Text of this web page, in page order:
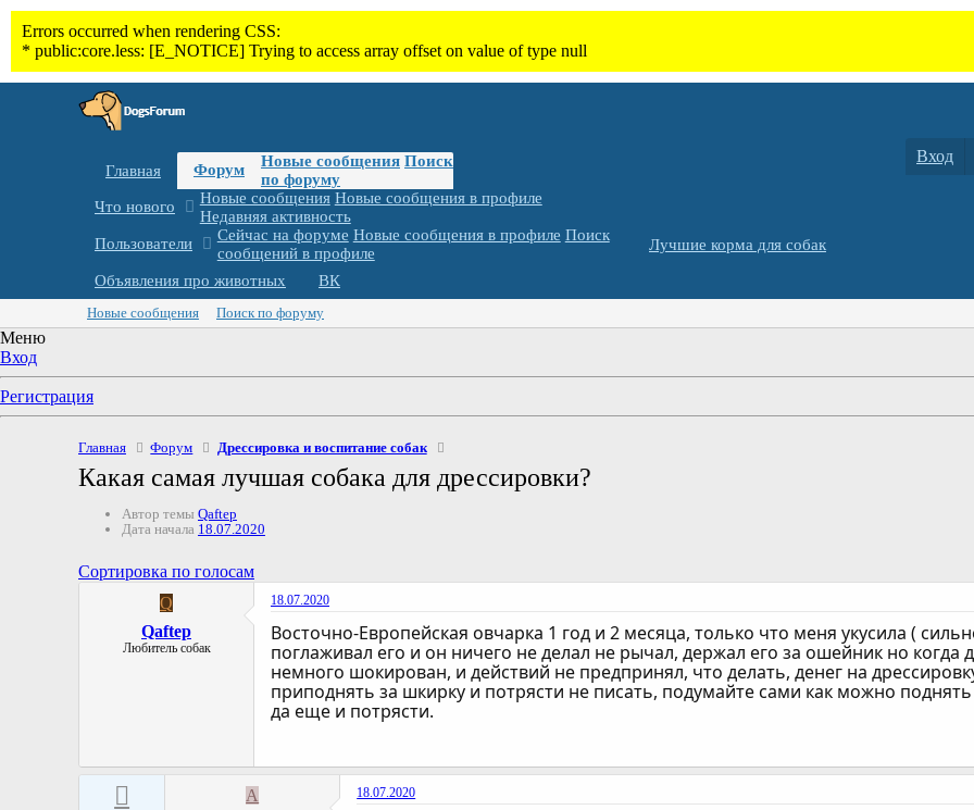
Главная Форум Новые сообщения Поиск
по форуму
Что нового
Новые сообщения Новые сообщения в профиле
Недавняя активность
Пользователи
Сейчас на форуме Новые сообщения в профиле Поиск
сообщений в профиле
Лучшие корма для собак
Объявления про животных ВК
Вход
Новые сообщения Поиск по форуму
Меню
Вход
Регистрация
Главная Форум Дрессировка и воспитание собак
Какая самая лучшая собака для дрессировки?
Автор темы Qaftep
Дата начала 18.07.2020
Сортировка по голосам
Q
Qaftep
Любитель собак
18.07.2020
Восточно-Европейская овчарка 1 год и 2 месяца, только что меня укусила (
поглаживал его и он ничего не делал не рычал, держал его за ошейник но когда
немного шокирован, и действий не предпринял, что делать, денег на
приподнять за шкирку и потрясти не писать, подумайте сами как можно
да еще и потрясти.
A
18.07.2020